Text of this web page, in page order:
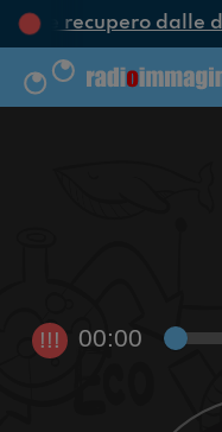
e recupero dalle
!!! 00:00